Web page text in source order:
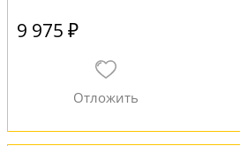
9 975 ₽